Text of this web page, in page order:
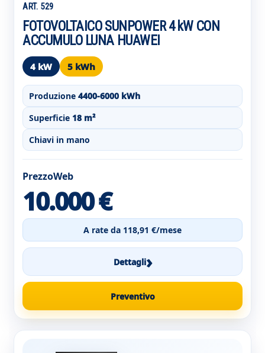
ART. 529
FOTOVOLTAICO SUNPOWER 4 kW CON
ACCUMULO LUNA HUAWEI
4 kW 5 kWh
Produzione 4400-6000 kWh
Superficie 18 m²
Chiavi in mano
PrezzoWeb
10.000 €
A rate da 118,91 €/mese
Dettagli›
Preventivo